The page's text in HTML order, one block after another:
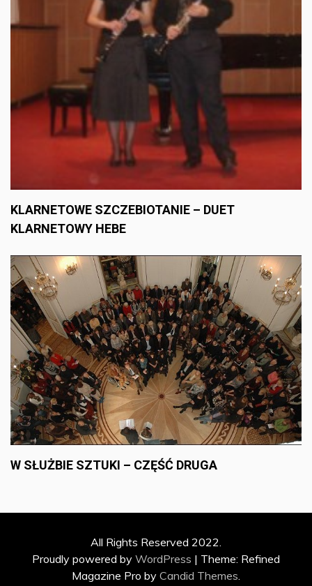
KLARNETOWE SZCZEBIOTANIE – DUET
KLARNETOWY HEBE
W SŁUŻBIE SZTUKI – CZĘŚĆ DRUGA
All Rights Reserved 2022.
Proudly powered by WordPress | Theme: Refined
Magazine Pro by Candid Themes